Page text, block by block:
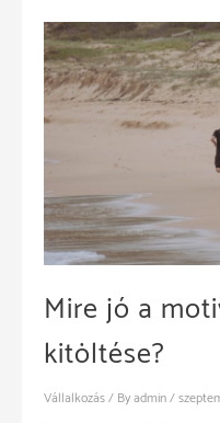
Mire jó a
kitöltése?
Vállalkozás/ Byadmin/